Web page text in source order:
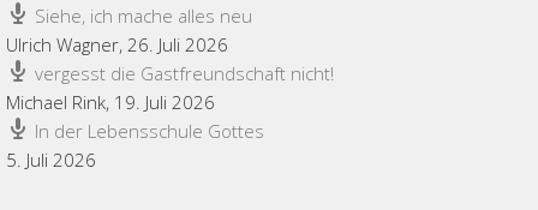
Siehe, ich mache alles neu
Ulrich Wagner, 26. Juli 2026
vergesst die Gastfreundschaft nicht!
Michael Rink, 19. Juli 2026
In der Lebensschule Gottes
5. Juli 2026